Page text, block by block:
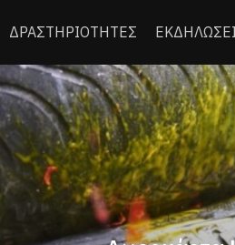
ΔΡΑΣΤΗΡΙΟΤΗΤΕΣ